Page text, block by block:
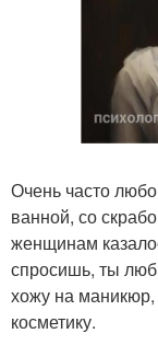
Очень часто
ванной, со
женщинам
спросишь, ты
хожу на
косметику.